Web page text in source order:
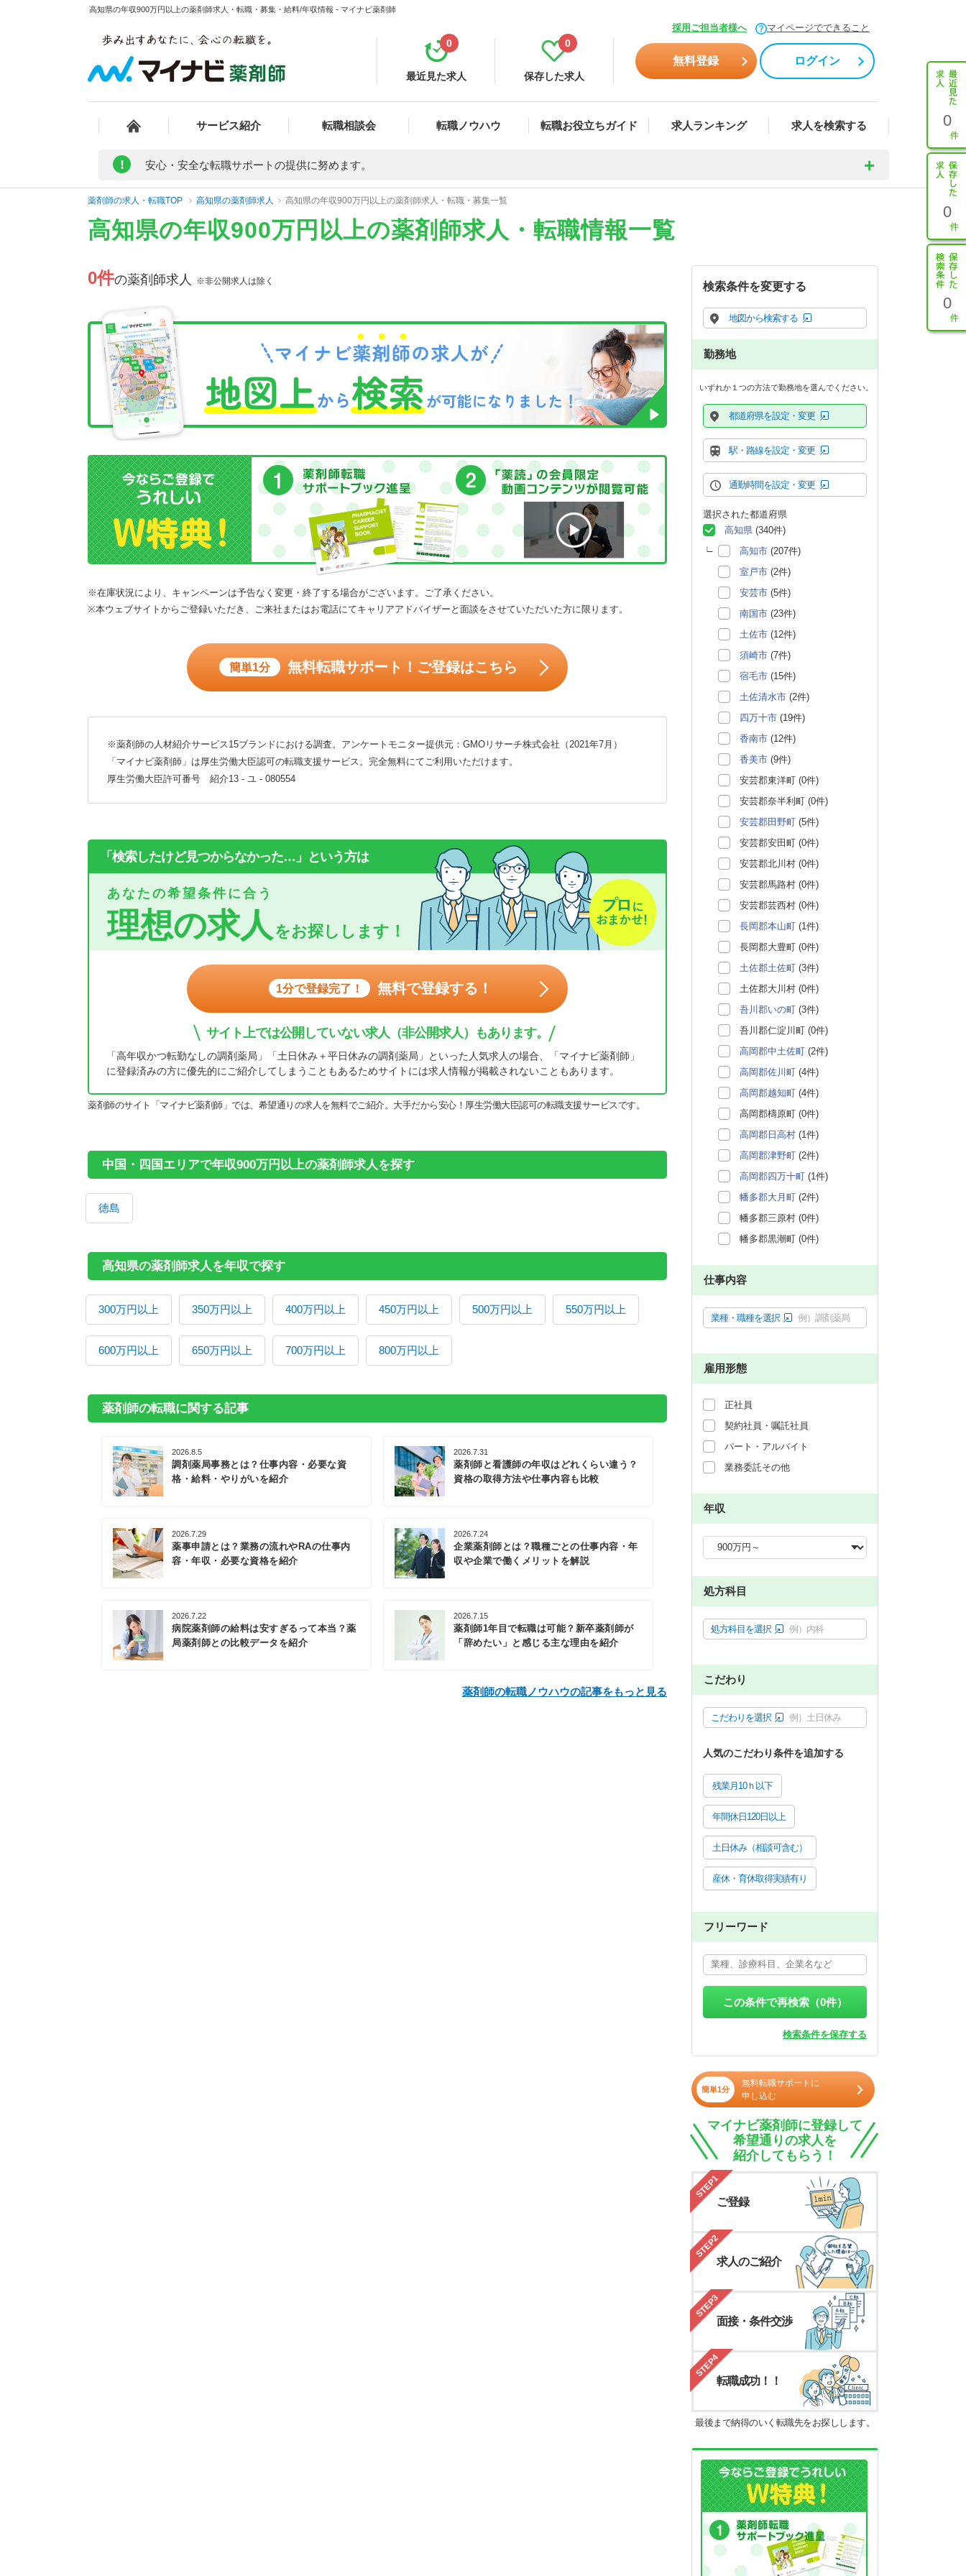
高知県の年収900万円以上の薬剤師求人・転職・募集・給料/年収情報 - マイナビ薬剤師
採用ご担当者様へ マイページでできること
最近見た求人
0
保存した求人
0
無料登録 ログイン
サービス紹介 転職相談会 転職ノウハウ 転職お役立ちガイド 求人ランキング 求人を検索する 0
0
0
! 安心・安全な転職サポートの提供に努めます。
薬剤師の求人・転職TOP 高知県の薬剤師求人 高知県の年収900万円以上の薬剤師求人・転職・募集一覧
高知県の年収900万円以上の薬剤師求人・転職情報一覧
0件の薬剤師求人 ※非公開求人は除く
※在庫状況により、キャンペーンは予告なく変更・終了する場合がございます。ご了承ください。
※本ウェブサイトからご登録いただき、ご来社またはお電話にてキャリアアドバイザーと面談をさせていただいた方に限ります。
簡単1分 無料転職サポート！ご登録はこちら
※薬剤師の人材紹介サービス15ブランドにおける調査。アンケートモニター提供元：GMOリサーチ株式会社（2021年7月）
「マイナビ薬剤師」は厚生労働大臣認可の転職支援サービス。完全無料にてご利用いただけます。
厚生労働大臣許可番号 紹介13 - ユ - 080554
「検索したけど見つからなかった…」という方は
あなたの希望条件に合う
理想の求人をお探しします！
1分で登録完了！ 無料で登録する！
サイト上では公開していない求人（非公開求人）もあります。
「高年収かつ転勤なしの調剤薬局」「土日休み＋平日休みの調剤薬局」といった人気求人の場合、「マイナビ薬剤師」
に登録済みの方に優先的にご紹介してしまうこともあるためサイトには求人情報が掲載されないこともあります。
薬剤師のサイト「マイナビ薬剤師」では、希望通りの求人を無料でご紹介。大手だから安心！厚生労働大臣認可の転職支援サービスです。
中国・四国エリアで年収900万円以上の薬剤師求人を探す
徳島
高知県の薬剤師求人を年収で探す
300万円以上 350万円以上 400万円以上 450万円以上 500万円以上 550万円以上
600万円以上 650万円以上 700万円以上 800万円以上
薬剤師の転職に関する記事
2026.8.5
調剤薬局事務とは？仕事内容・必要な資
格・給料・やりがいを紹介
2026.7.31
薬剤師と看護師の年収はどれくらい違う？
資格の取得方法や仕事内容も比較
2026.7.29
薬事申請とは？業務の流れやRAの仕事内
容・年収・必要な資格を紹介
2026.7.24
企業薬剤師とは？職種ごとの仕事内容・年
収や企業で働くメリットを解説
2026.7.22
病院薬剤師の給料は安すぎるって本当？薬
局薬剤師との比較データを紹介
2026.7.15
薬剤師1年目で転職は可能？新卒薬剤師が
「辞めたい」と感じる主な理由を紹介
薬剤師の転職ノウハウの記事をもっと見る
検索条件を変更する
地図から検索する
勤務地
いずれか１つの方法で勤務地を選んでください。
都道府県を設定・変更
駅・路線を設定・変更
通勤時間を設定・変更
選択された都道府県
高知県 (340件)
高知市 (207件)
室戸市 (2件)
安芸市 (5件)
南国市 (23件)
土佐市 (12件)
須崎市 (7件)
宿毛市 (15件)
土佐清水市 (2件)
四万十市 (19件)
香南市 (12件)
香美市 (9件)
安芸郡東洋町 (0件)
安芸郡奈半利町 (0件)
安芸郡田野町 (5件)
安芸郡安田町 (0件)
安芸郡北川村 (0件)
安芸郡馬路村 (0件)
安芸郡芸西村 (0件)
長岡郡本山町 (1件)
長岡郡大豊町 (0件)
土佐郡土佐町 (3件)
土佐郡大川村 (0件)
吾川郡いの町 (3件)
吾川郡仁淀川町 (0件)
高岡郡中土佐町 (2件)
高岡郡佐川町 (4件)
高岡郡越知町 (4件)
高岡郡檮原町 (0件)
高岡郡日高村 (1件)
高岡郡津野町 (2件)
高岡郡四万十町 (1件)
幡多郡大月町 (2件)
幡多郡三原村 (0件)
幡多郡黒潮町 (0件)
仕事内容
業種・職種を選択 例）調剤薬局
雇用形態
正社員
契約社員・嘱託社員
パート・アルバイト
業務委託その他
年収
処方科目
処方科目を選択 例）内科
こだわり
こだわりを選択 例）土日休み
人気のこだわり条件を追加する
残業月10ｈ以下
年間休日120日以上
土日休み（相談可含む）
産休・育休取得実績有り
フリーワード
この条件で再検索（0件）
検索条件を保存する
簡単1分
無料転職サポートに
申し込む
マイナビ薬剤師に登録して
希望通りの求人を
紹介してもらう！
STEP1
ご登録
STEP2
求人のご紹介
STEP3
面接・条件交渉
STEP4
転職成功！！
最後まで納得のいく転職先をお探しします。